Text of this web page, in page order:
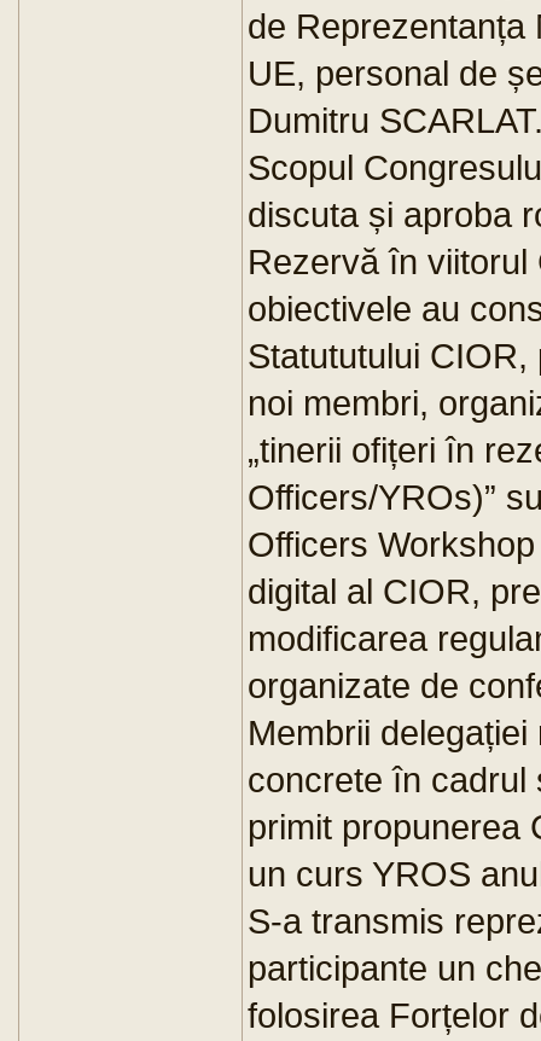
de Reprezentanța
UE, personal de
Dumitru
Scopul
discuta și aproba
Rezervă în viitorul
obiectivele au
Statututului
noi membri,
„tinerii ofițeri în
Officers/YROs)”
Officers
digital al CIOR,
modificarea
organizate de
Membrii
concrete în cadrul
primit propunerea
un curs YROS
S-a transmis
participante un
folosirea Forțelor